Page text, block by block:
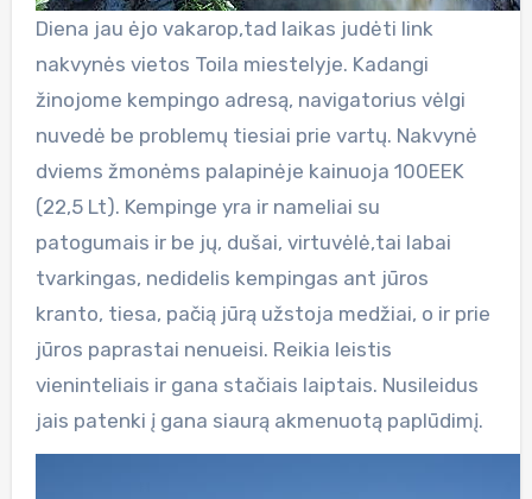
Diena jau ėjo vakarop,tad laikas judėti link
nakvynės vietos Toila miestelyje. Kadangi
žinojome kempingo adresą, navigatorius vėlgi
nuvedė be problemų tiesiai prie vartų. Nakvynė
dviems žmonėms palapinėje kainuoja 100EEK
(22,5 Lt). Kempinge yra ir nameliai su
patogumais ir be jų, dušai, virtuvėlė,tai labai
tvarkingas, nedidelis kempingas ant jūros
kranto, tiesa, pačią jūrą užstoja medžiai, o ir prie
jūros paprastai nenueisi. Reikia leistis
vieninteliais ir gana stačiais laiptais. Nusileidus
jais patenki į gana siaurą akmenuotą paplūdimį.